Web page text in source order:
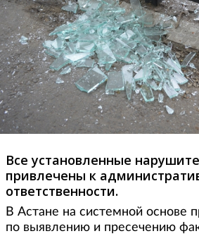
Все установленные
привлечены к
ответственности.
В Астане на системной основе
по выявлению и пресечению